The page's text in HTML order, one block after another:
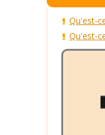
Qu'est-
Qu'est-